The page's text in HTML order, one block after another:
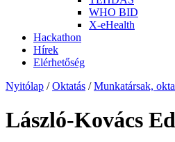
WHO BID
X-eHealth
Hackathon
Hírek
Elérhetőség
Nyitólap / Oktatás / Munkatársak,
László-Kovács